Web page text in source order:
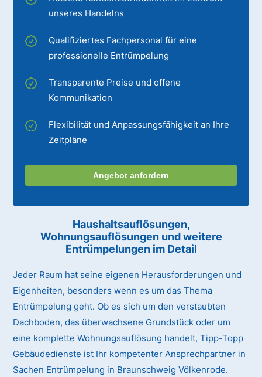
unseres Handelns
Qualifiziertes Fachpersonal für eine
professionelle Entrümpelung
Transparente Preise und offene
Kommunikation
Flexibilität und Anpassungsfähigkeit an Ihre
Zeitpläne
Angebot anfordern
Haushaltsauflösungen,
Wohnungsauflösungen und weitere
Entrümpelungen im Detail
Jeder Raum hat seine eigenen Herausforderungen und
Eigenheiten, besonders wenn es um das Thema
Entrümpelung geht. Ob es sich um den verstaubten
Dachboden, das überwachsene Grundstück oder um
eine komplette Wohnungsauflösung handelt, Tipp-Topp
Gebäudedienste ist Ihr kompetenter Ansprechpartner in
Sachen Entrümpelung in Braunschweig Völkenrode.